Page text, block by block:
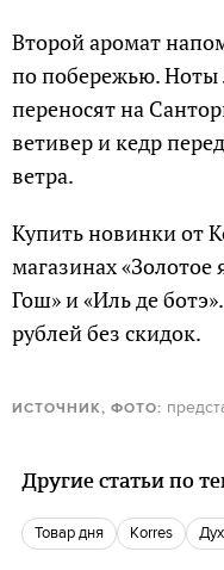
Второй аромат
по побережью.
переносят на
ветивер и кедр
ветра.
Купить новинки от
магазинах «Золотое
Гош» и «Иль де
рублей без скидок.
ИСТОЧНИК, ФОТО:
Другие статьи по
Товар дня Korres